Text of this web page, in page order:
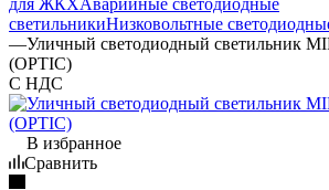
светильникиНизковольтные
—Уличный светодиодный светильник
(OPTIC)
С НДС
В избранное
Сравнить